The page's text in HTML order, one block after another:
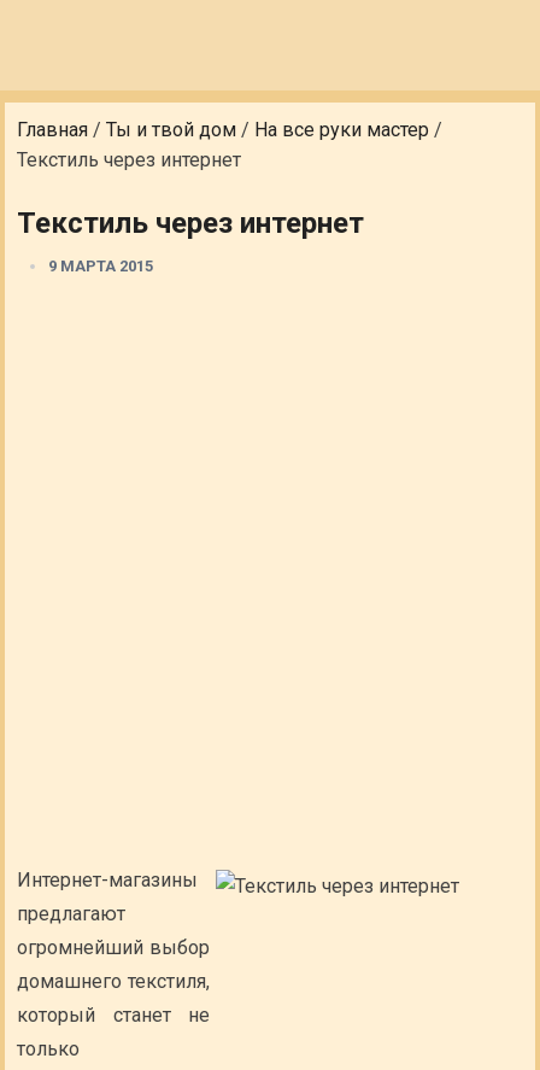
Главная /Ты и твой дом / На все руки мастер /
Текстиль через интернет
Текстиль через интернет
9 МАРТА 2015
Интернет-магазины
предлагают
огромнейший выбор
домашнего текстиля,
который станет не
только